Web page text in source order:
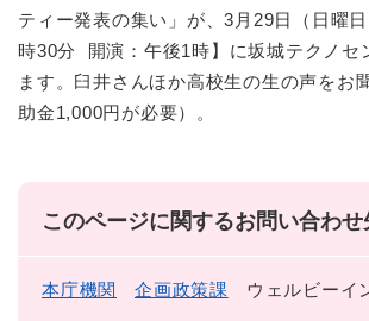
ティー発表の集い」が、3月29日（日曜
時30分 開演：午後1時】に坂城テクノセ
ます。臼井さんほか高校生の生の声をお
助金1,000円が必要）。
このページに関するお問い合わせ
本庁機関 企画政策課 ウェルビーイ